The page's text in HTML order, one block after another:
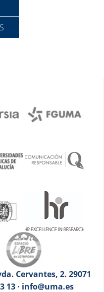
Cervantes, 2. 29071
13 · info@uma.es